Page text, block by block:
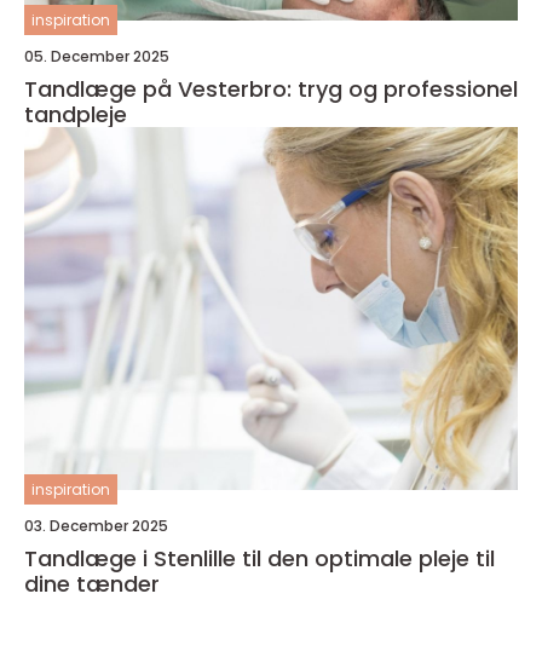
inspiration
05. December 2025
Tandlæge på Vesterbro: tryg og professionel
tandpleje
inspiration
03. December 2025
Tandlæge i Stenlille til den optimale pleje til
dine tænder